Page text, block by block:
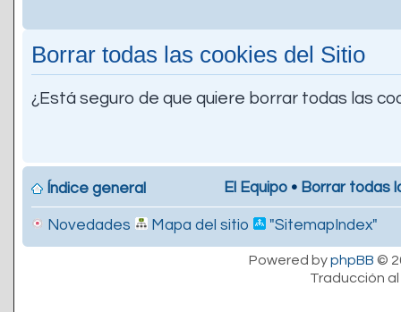
Borrar todas las cookies del Sitio
¿Está seguro de que quiere borrar todas las
Índice general El Equipo • Borrar todas
Novedades Mapa del sitio "SitemapIndex"
Powered byphpBB ©
Traducción